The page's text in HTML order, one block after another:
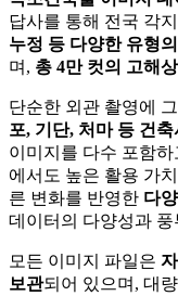
답사를 통해 전국 각
누정 등 다양한 유형
며, 총 4만 컷의 고해
단순한 외관 촬영에
포, 기단, 처마 등 건
이미지를 다수 포함
에서도 높은 활용 가
른 변화를 반영한 다
데이터의 다양성과
모든 이미지 파일은
보관되어 있으며, 대